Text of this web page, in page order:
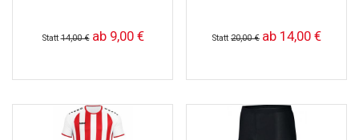
Statt14,00 € ab 9,00 € Statt 20,00 € ab 14,00 €